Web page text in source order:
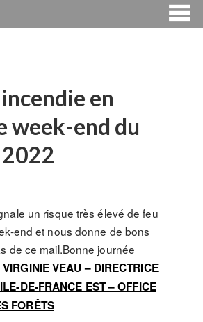
en
week-end du
un risque très élevé de feu
end et nous donne de bons
de ce mail.Bonne journée
VEAU – DIRECTRICE
DE-FRANCE EST – OFFICE
FORÊTS